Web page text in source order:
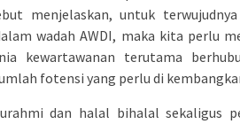
menjelaskan, untuk
wadah AWDI, maka kita perlu
kewartawanan terutama
fotensi yang perlu di
dan halal bihalal sekaligus